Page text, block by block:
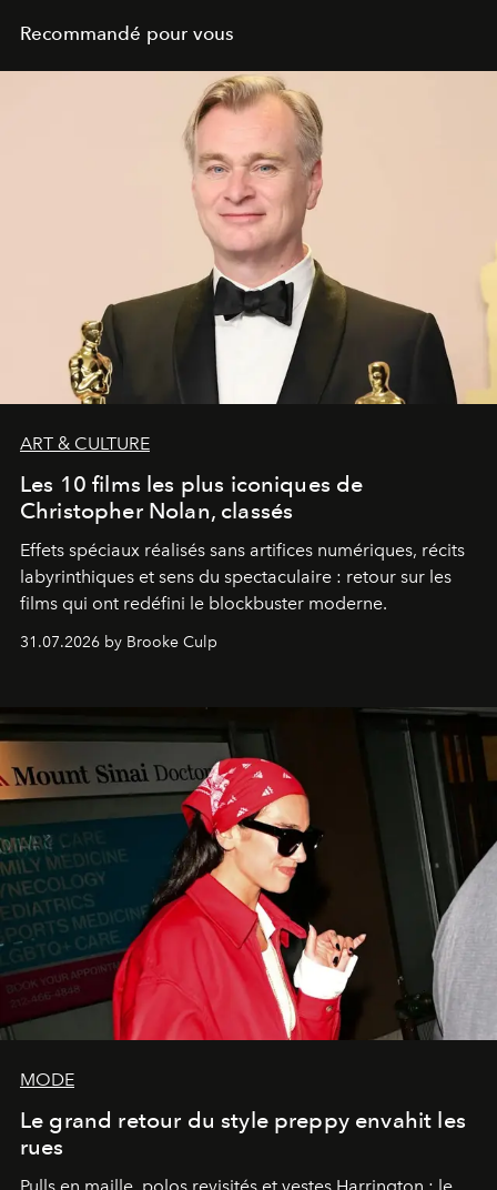
Recommandé pour vous
ART & CULTURE
Les 10 films les plus iconiques de
Christopher Nolan, classés
Effets spéciaux réalisés sans artifices numériques, récits
labyrinthiques et sens du spectaculaire : retour sur les
films qui ont redéfini le blockbuster moderne.
31.07.2026 by Brooke Culp
MODE
Le grand retour du style preppy envahit les
rues